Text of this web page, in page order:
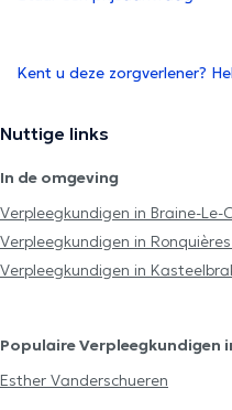
Kent u deze zorgverlener?
Nuttige links
In de omgeving
Verpleegkundigen in Braine-Le-
Verpleegkundigen in Ronquières
Verpleegkundigen in
Populaire Verpleegkundigen
Esther Vanderschueren